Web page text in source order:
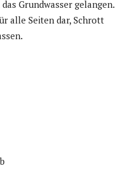
Grundwasser gelangen.
alle Seiten dar, Schrott